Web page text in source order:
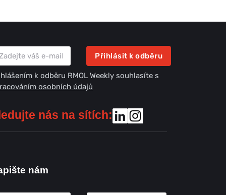
Přihlásit k odběru
k odběru RMOL Weekly souhlasíte s
osobních údajů
nás na sítích:
nám